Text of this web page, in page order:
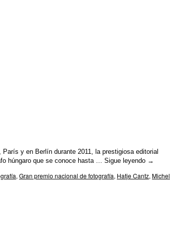
y en Berlín durante 2011, la prestigiosa editorial
húngaro que se conoce hasta … Sigue leyendo →
, Gran premio nacional de fotografía, Hatje Cantz, Michel